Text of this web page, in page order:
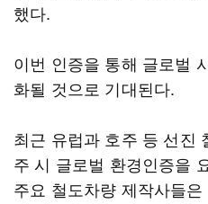
했다.
이번 인증을 통해 글로벌
화될 것으로 기대된다.
최근 유럽과 호주 등 선진
주 시 글로벌 환경인증을
주요 철도차량 제작사들